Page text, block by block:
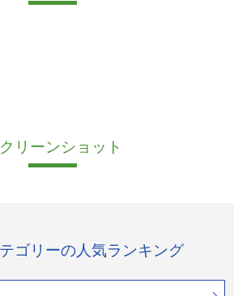
リーンショット
テゴリーの人気ランキング